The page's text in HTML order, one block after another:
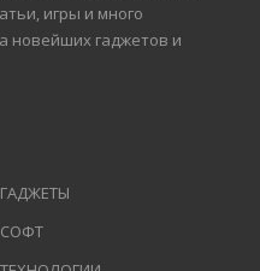
игры и много
новейших гаджетов и
ГАДЖЕТЫ
СОФТ